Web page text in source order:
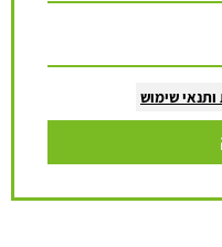
ותנאי שימוש